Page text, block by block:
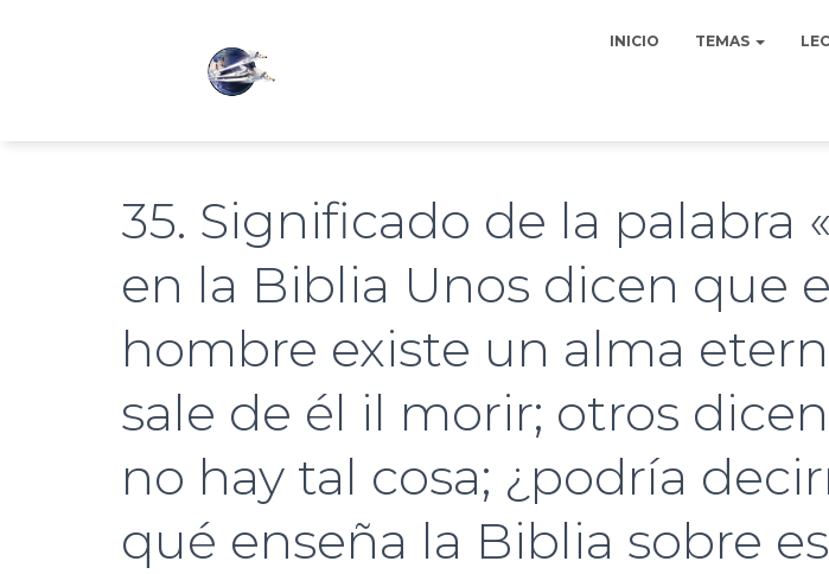
INICIO TEMAS
35. Significado de la palabra
en la Biblia Unos dicen que
hombre existe un alma
sale de él il morir; otros
no hay tal cosa; ¿podría
qué enseña la Biblia sobre